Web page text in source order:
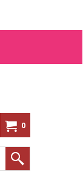
0
Shoppen op